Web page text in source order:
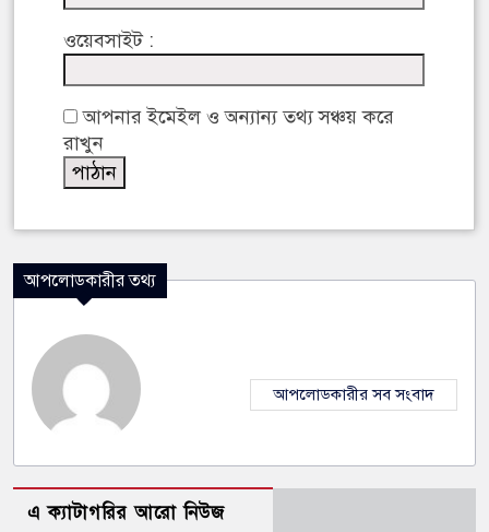
ওয়েবসাইট :
আপনার ইমেইল ও অন্যান্য তথ্য সঞ্চয় করে
রাখুন
আপলোডকারীর তথ্য
আপলোডকারীর সব সংবাদ
এ ক্যাটাগরির আরো নিউজ